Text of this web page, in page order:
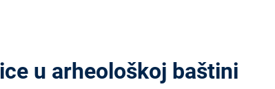
u arheološkoj baštini